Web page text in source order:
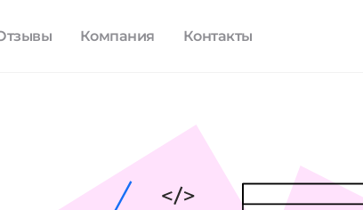
Компания Контакты